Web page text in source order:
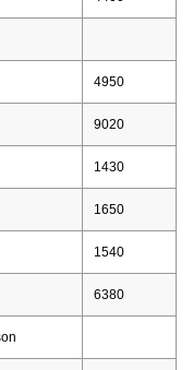
4950
9020
1430
1650
1540
6380